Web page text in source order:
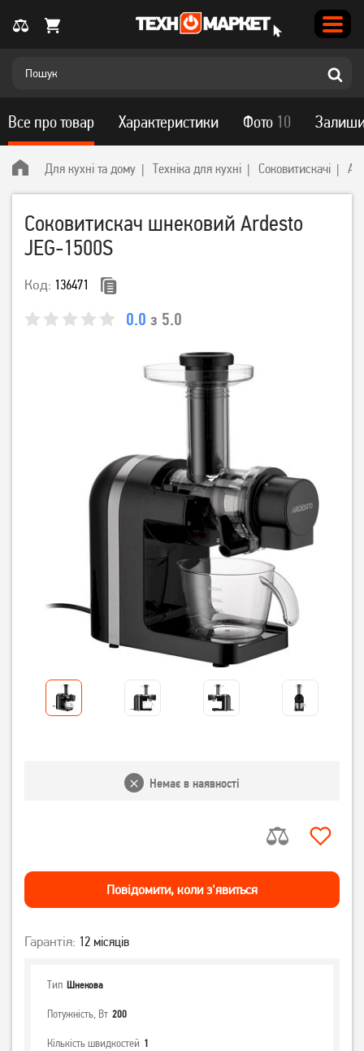
Для кухні та дому Техніка для кухні Соковитискачі
Соковитискач шнековий Ardesto
JEG-1500S
Код: 136471
0.0 з 5.0
Все про товар Характеристики Фото 10
Немає в наявності
Повiдомити, коли з'явиться
Гарантія: 12 місяців
Тип Шнекова
Потужність, Вт 200
Кількість швидкостей 1